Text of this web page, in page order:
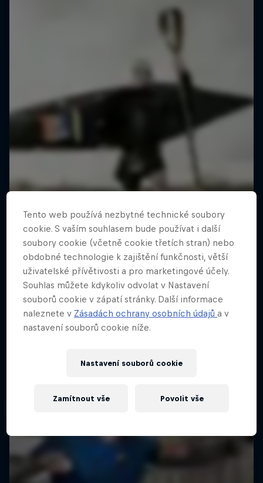
Tento web používá nezbytné technické soubory
cookie. S vaším souhlasem bude používat i další
soubory cookie (včetně cookie třetích stran) nebo
obdobné technologie k zajištění funkčnosti, větší
uživatelské přívětivosti a pro marketingové účely.
Souhlas můžete kdykoliv odvolat v Nastavení
souborů cookie v zápatí stránky. Další informace
naleznete v Zásadách ochrany osobních údajůa v
nastavení souborů cookie níže.
Nastavení souborů cookie
Zamítnout vše Povolit vše